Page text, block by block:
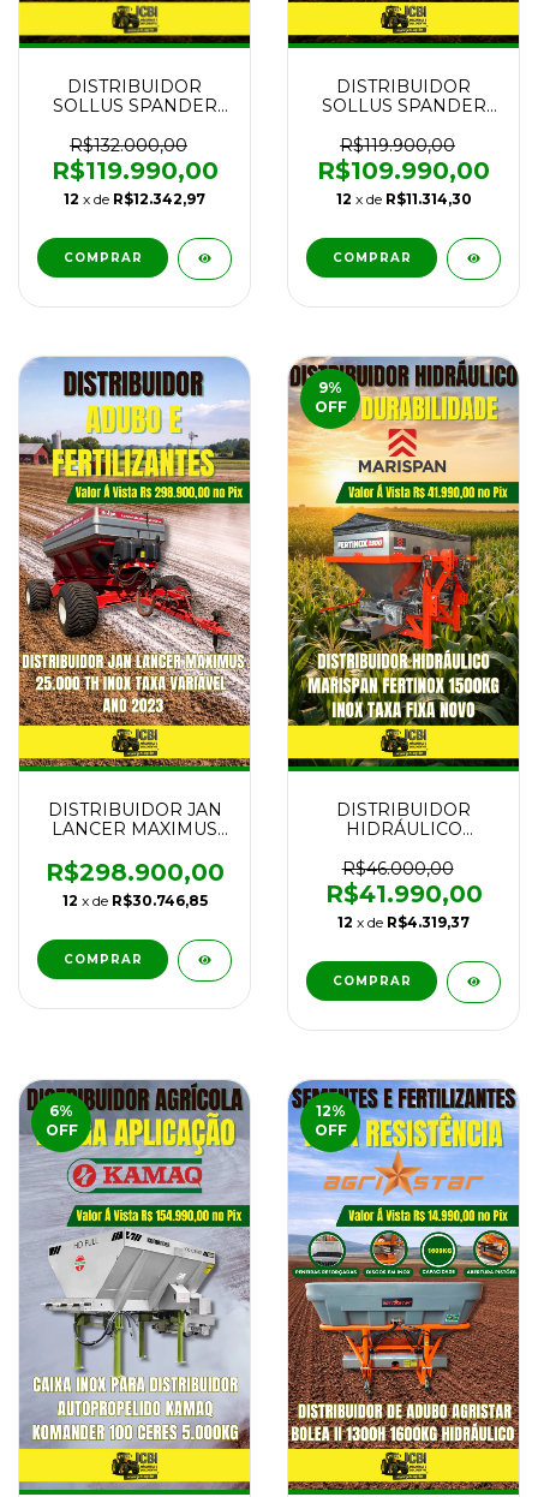
DISTRIBUIDOR
SOLLUS SPANDER
CROSS TAXA FIXA
BALANCIN
REGULÁVEL
HIDRÁULICO NOVO
R$132.000,00
R$119.990,00
12 x de R$12.342,97
COMPRAR
DISTRIBUIDOR
SOLLUS SPANDER
CROSS TAXA FIXA
BALANCIN FIXO
HIDRÁULICO NOVO
R$119.900,00
R$109.990,00
12 x de R$11.314,30
COMPRAR
DISTRIBUIDOR JAN
LANCER MAXIMUS
VARIÁVEL ANO 2023
R$298.900,00
12 x de R$30.746,85
9%
OFF
DISTRIBUIDOR
HIDRÁULICO
FERTINOX 1500KG
INOX TAXA FIXA
NOVO
R$46.000,00
R$41.990,00
12 x de R$4.319,37
6%
OFF
12%
OFF